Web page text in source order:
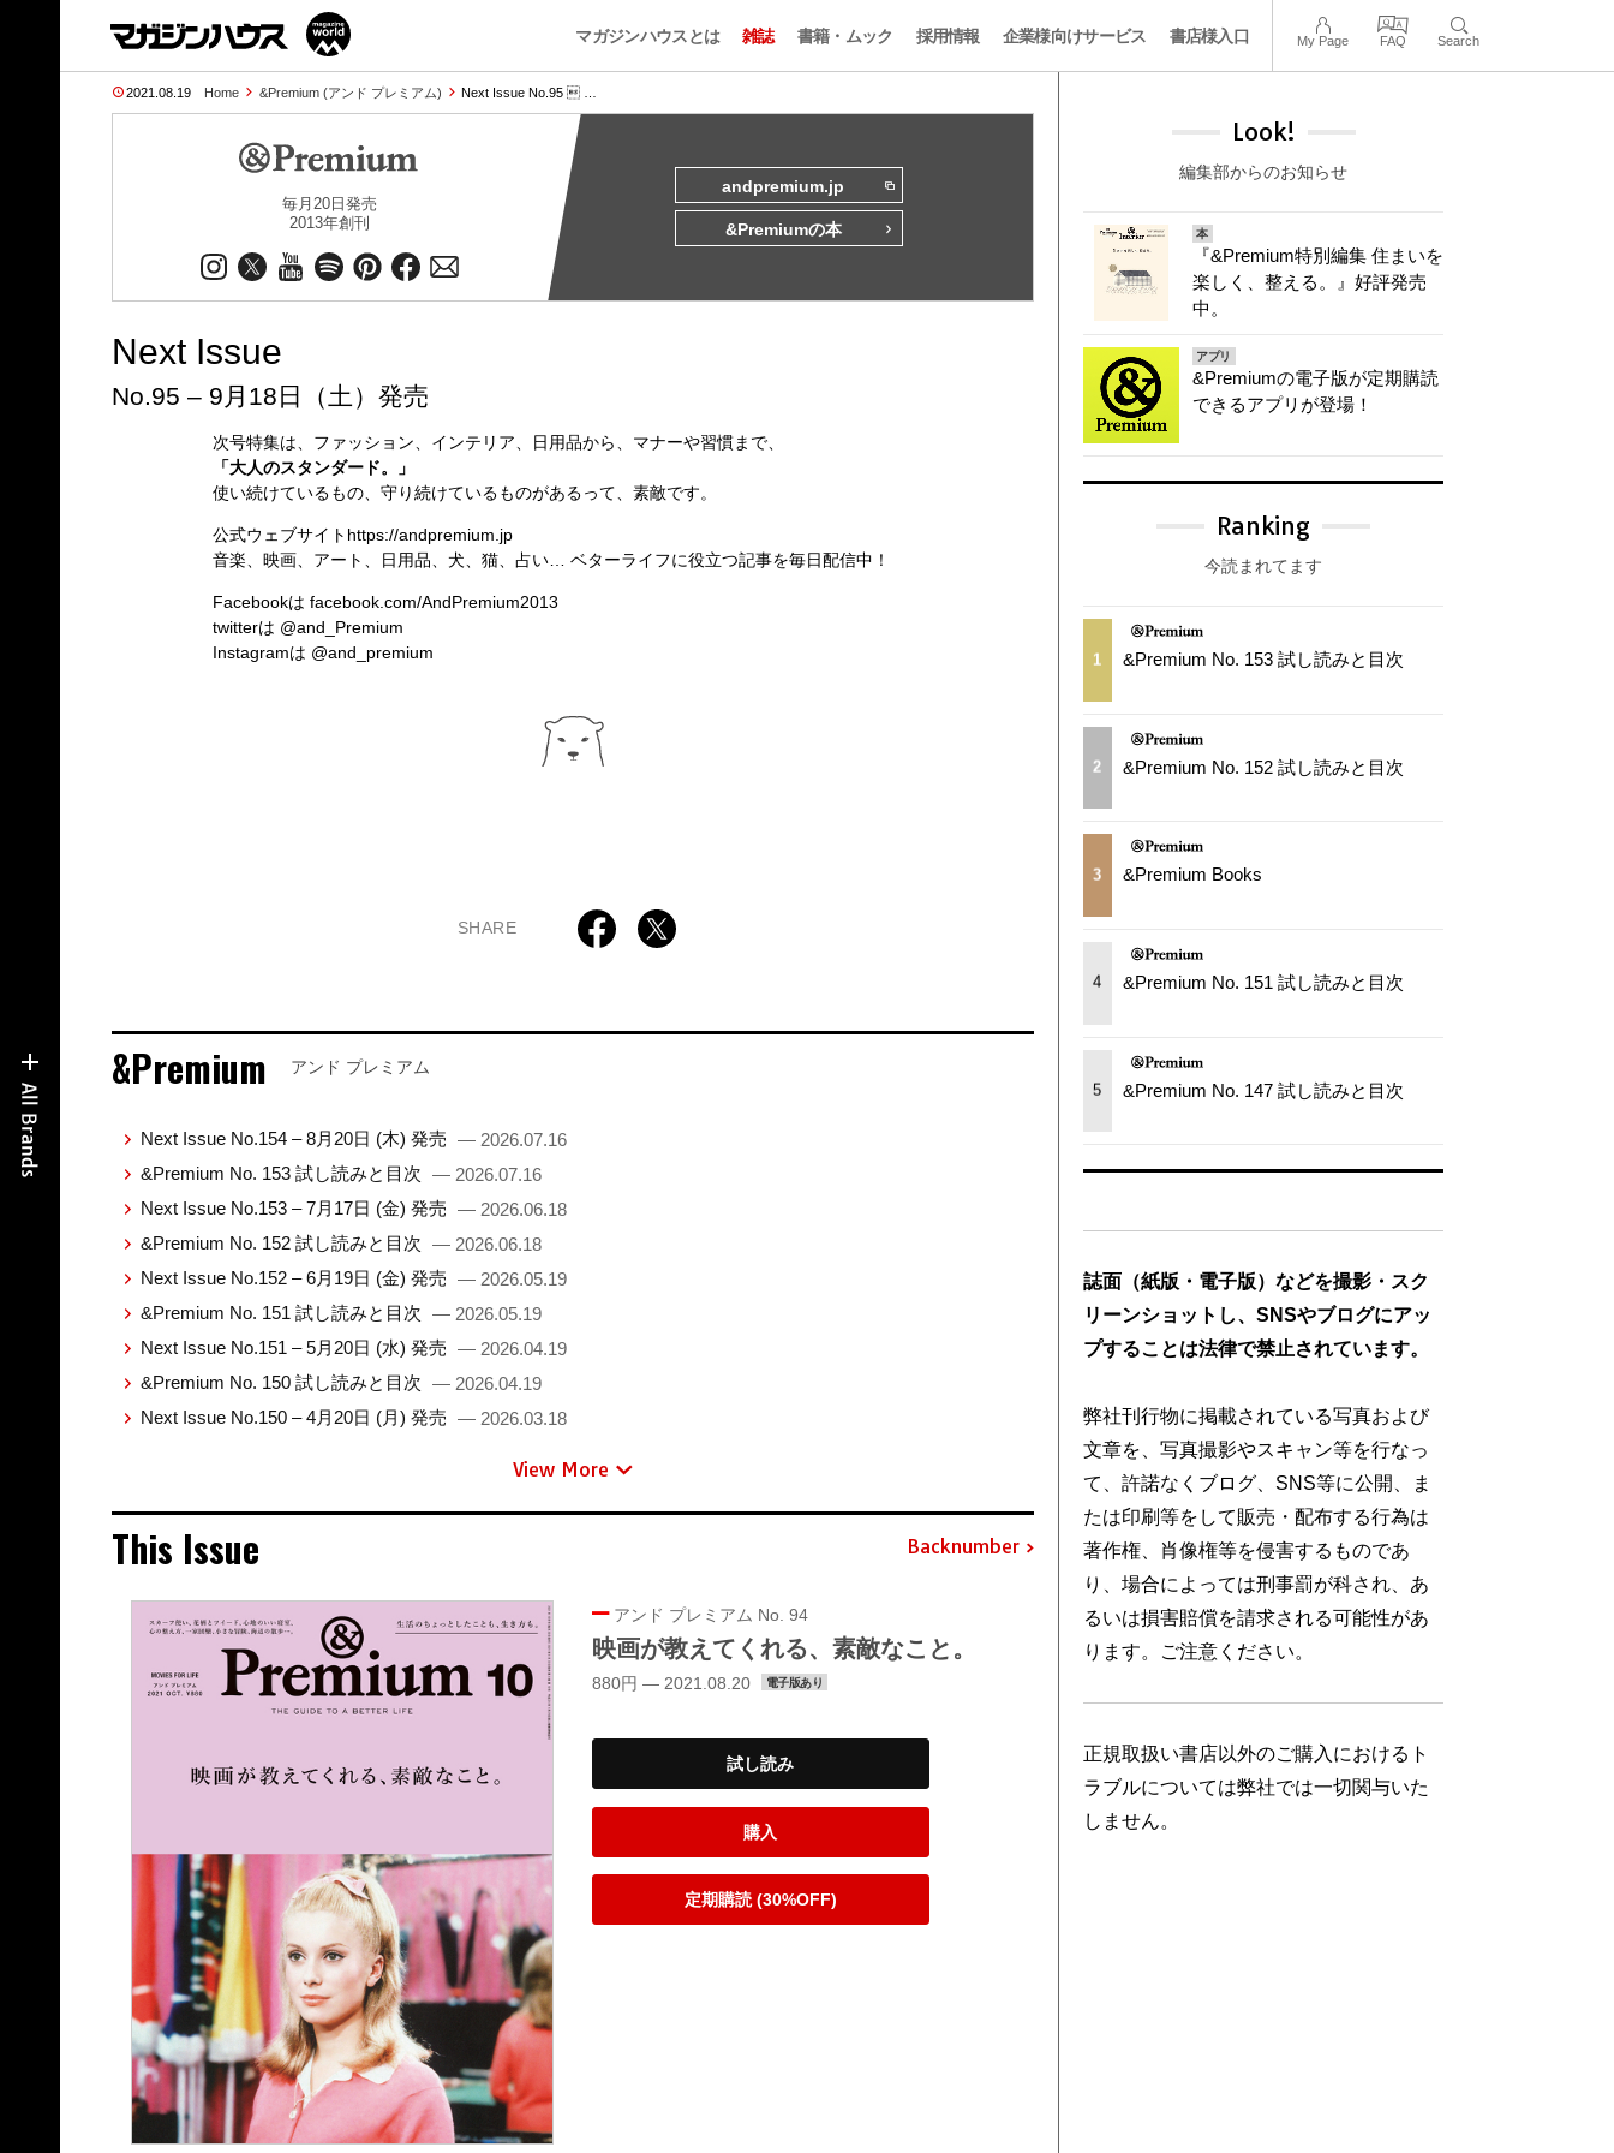
マガジンハウスとは 雑誌 書籍・ムック 採用情報 企業様向けサービス 書店様入口 My Page FAQ Search
2021.08.19 Home &Premium (アンド プレミアム) Next Issue No.95  …
毎月20日発売
2013年創刊
andpremium.jp
&Premiumの本
Next Issue
No.95 – 9月18日（土）発売
次号特集は、ファッション、インテリア、日用品から、マナーや習慣まで、
「大人のスタンダード。」
使い続けているもの、守り続けているものがあるって、素敵です。
公式ウェブサイト https://andpremium.jp
音楽、映画、アート、日用品、犬、猫、占い… ベターライフに役立つ記事を毎日配信中！
Facebookは facebook.com/AndPremium2013
twitterは @and_Premium
Instagramは @and_premium
SHARE
&Premium アンド プレミアム
Next Issue No.154 – 8月20日 (木) 発売 — 2026.07.16
&Premium No. 153 試し読みと目次 — 2026.07.16
Next Issue No.153 – 7月17日 (金) 発売 — 2026.06.18
&Premium No. 152 試し読みと目次 — 2026.06.18
Next Issue No.152 – 6月19日 (金) 発売 — 2026.05.19
&Premium No. 151 試し読みと目次 — 2026.05.19
Next Issue No.151 – 5月20日 (水) 発売 — 2026.04.19
&Premium No. 150 試し読みと目次 — 2026.04.19
Next Issue No.150 – 4月20日 (月) 発売 — 2026.03.18
View More
This Issue Backnumber
アンド プレミアム No. 94
映画が教えてくれる、素敵なこと。
880円 — 2021.08.20 電子版あり
試し読み
購入
定期購読 (30%OFF)
Look!
編集部からのお知らせ
本
『&Premium特別編集 住まいを
楽しく、整える。』好評発売
中。
アプリ
&Premiumの電子版が定期購読
できるアプリが登場！
Ranking
今読まれてます
1 &Premium No. 153 試し読みと目次
2 &Premium No. 152 試し読みと目次
3 &Premium Books
4 &Premium No. 151 試し読みと目次
5 &Premium No. 147 試し読みと目次
誌面（紙版・電子版）などを撮影・スク
リーンショットし、SNSやブログにアッ
プすることは法律で禁止されています。
弊社刊行物に掲載されている写真および
文章を、写真撮影やスキャン等を行なっ
て、許諾なくブログ、SNS等に公開、ま
たは印刷等をして販売・配布する行為は
著作権、肖像権等を侵害するものであ
り、場合によっては刑事罰が科され、あ
るいは損害賠償を請求される可能性があ
ります。ご注意ください。
正規取扱い書店以外のご購入におけるト
ラブルについては弊社では一切関与いた
しません。